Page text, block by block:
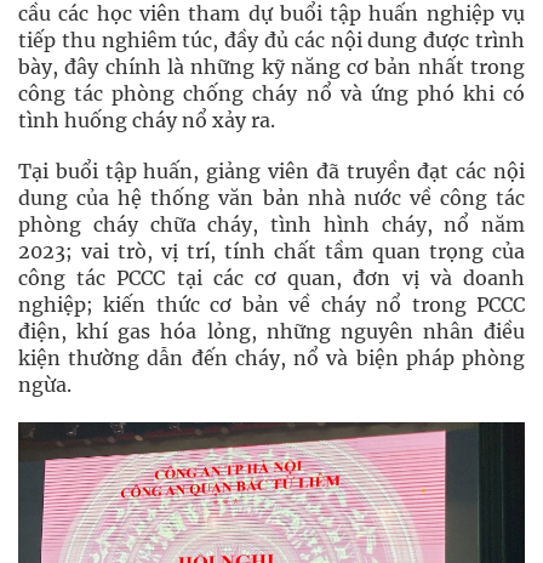
cầu các học viên tham dự buổi tập huấn nghiệp vụ
tiếp thu nghiêm túc, đầy đủ các nội dung được trình
bày, đây chính là những kỹ năng cơ bản nhất trong
công tác phòng chống cháy nổ và ứng phó khi có
tình huống cháy nổ xảy ra.
Tại buổi tập huấn, giảng viên đã truyền đạt các nội
dung của hệ thống văn bản nhà nước về công tác
phòng cháy chữa cháy, tình hình cháy, nổ năm
2023; vai trò, vị trí, tính chất tầm quan trọng của
công tác PCCC tại các cơ quan, đơn vị và doanh
nghiệp; kiến thức cơ bản về cháy nổ trong PCCC
điện, khí gas hóa lỏng, những nguyên nhân điều
kiện thường dẫn đến cháy, nổ và biện pháp phòng
ngừa.